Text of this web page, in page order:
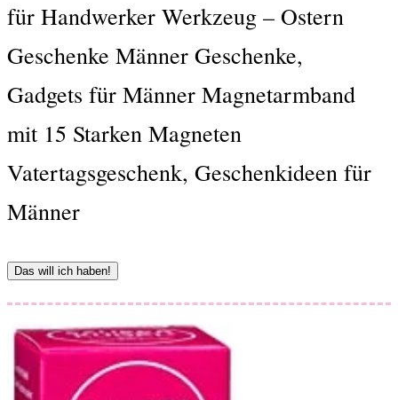
für Handwerker Werkzeug – Ostern
Geschenke Männer Geschenke,
Gadgets für Männer Magnetarmband
mit 15 Starken Magneten
Vatertagsgeschenk, Geschenkideen für
Männer
Das will ich haben!